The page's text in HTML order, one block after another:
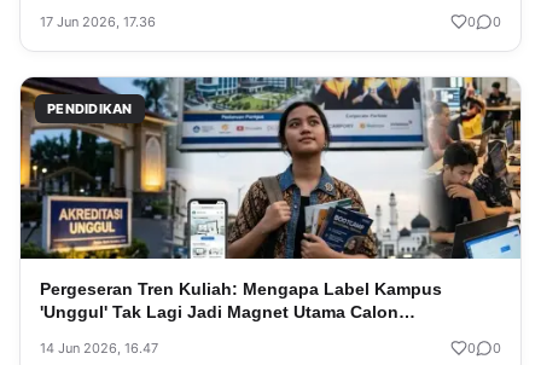
17 Jun 2026, 17.36 0 0
PENDIDIKAN
Pergeseran Tren Kuliah: Mengapa Label Kampus
'Unggul' Tak Lagi Jadi Magnet Utama Calon
14 Jun 2026, 16.47 0 0